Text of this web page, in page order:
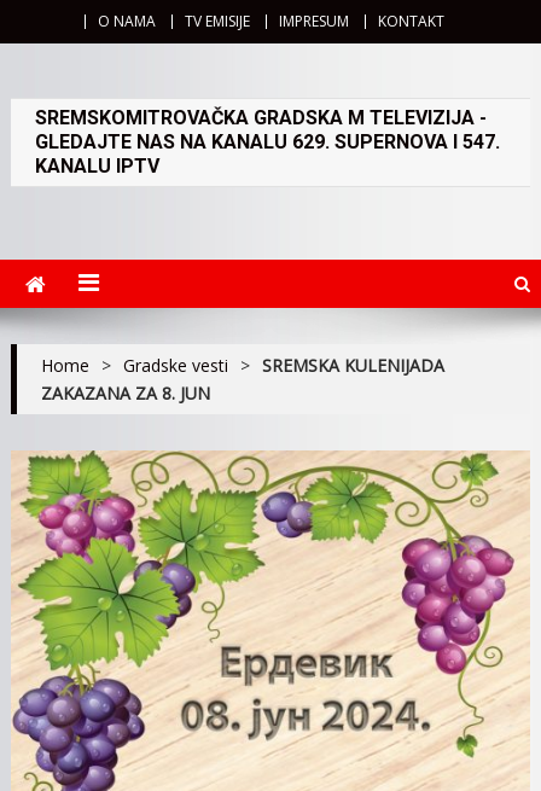
O NAMA TV EMISIJE IMPRESUM KONTAKT
SREMSKOMITROVAČKA GRADSKA M TELEVIZIJA -
GLEDAJTE NAS NA KANALU 629. SUPERNOVA I 547.
KANALU IPTV
Home > Gradske vesti > SREMSKA KULENIJADA
ZAKAZANA ZA 8. JUN